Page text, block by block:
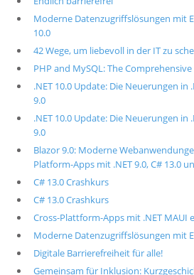
Moderne Datenzugriffslösungen mit
10.0
42 Wege, um liebevoll in der IT zu
PHP and MySQL: The
.NET 10.0 Update: Die Neuerungen in
9.0
.NET 10.0 Update: Die Neuerungen in
9.0
Blazor 9.0: Moderne
Platform-Apps mit .NET 9.0, C# 13.0
C# 13.0 Crashkurs
C# 13.0 Crashkurs
Cross-Plattform-Apps mit .NET MAUI
Moderne Datenzugriffslösungen mit
Digitale Barrierefreiheit für alle!
Gemeinsam für Inklusion: